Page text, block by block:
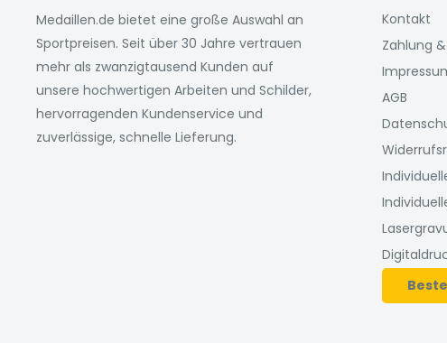
Medaillen.de bietet eine große Auswahl an
Sportpreisen. Seit über 30 Jahre vertrauen
mehr als zwanzigtausend Kunden auf
unsere hochwertigen Arbeiten und Schilder,
hervorragenden Kundenservice und
zuverlässige, schnelle Lieferung.
Kontakt
Zahlung
AGB